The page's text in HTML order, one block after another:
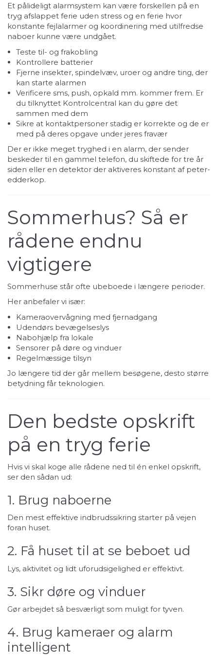
Et pålideligt alarmsystem kan være forskellen på en
tryg afslappet ferie uden stress og en ferie hvor
konstante fejlalarmer og koordinering med utilfredse
naboer kunne være undgået.
Teste til- og frakobling
Kontrollere batterier
Fjerne insekter, spindelvæv, uroer og andre ting, der
kan starte alarmen
Verificere sms, push, opkald mm. kommer frem. Er
du tilknyttet Kontrolcentral kan du gøre det
sammen med dem
Sikre at kontaktpersoner stadig er korrekte og de er
med på deres opgave under jeres fravær
Der er ikke meget tryghed i en alarm, der sender
beskeder til en gammel telefon, du skiftede for tre år
siden eller en detektor der aktiveres konstant af peter-
edderkop.
Sommerhus? Så er
rådene endnu
vigtigere
Sommerhuse står ofte ubeboede i længere perioder.
Her anbefaler vi især:
Kameraovervågning med fjernadgang
Udendørs bevægelseslys
Nabohjælp fra lokale
Sensorer på døre og vinduer
Regelmæssige tilsyn
Jo længere tid der går mellem besøgene, desto større
betydning får teknologien.
Den bedste opskrift
på en tryg ferie
Hvis vi skal koge alle rådene ned til én enkel opskrift,
ser den sådan ud:
1. Brug naboerne
Den mest effektive indbrudssikring starter på vejen
foran huset.
2. Få huset til at se beboet ud
Lys, aktivitet og lidt uforudsigelighed er effektivt.
3. Sikr døre og vinduer
Gør arbejdet så besværligt som muligt for tyven.
4. Brug kameraer og alarm
intelligent